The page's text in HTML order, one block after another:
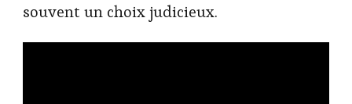
souvent un choix judicieux.